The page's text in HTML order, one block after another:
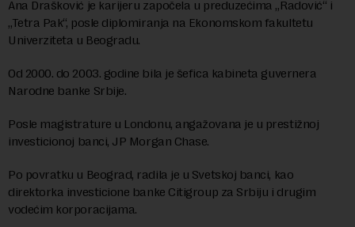
Ana Drašković je karijeru započela u preduzećima „Radović“ i
„Tetra Pak“, posle diplomiranja na Ekonomskom fakultetu
Univerziteta u Beogradu.
Od 2000. do 2003. godine bila je šefica kabineta guvernera
Narodne banke Srbije.
Posle magistrature u Londonu, angažovana je u prestižnoj
investicionoj banci, JP Morgan Chase.
Po povratku u Beograd, radila je u Svetskoj banci, kao
direktorka investicione banke Citigroup za Srbiju i drugim
vodećim korporacijama.